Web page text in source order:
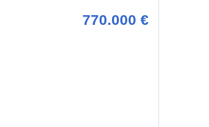
770.000 €